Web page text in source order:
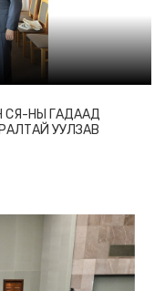
СЯ-НЫ ГАДААД
УУЛЗАВ